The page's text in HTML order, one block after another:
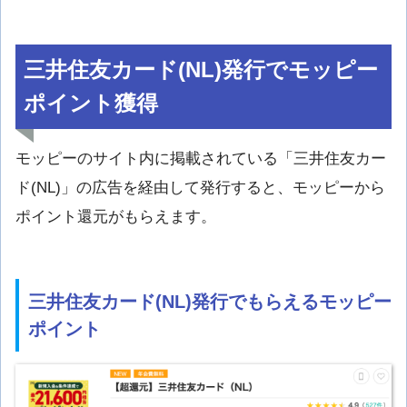
三井住友カード(NL)発行でモッピー
ポイント獲得
モッピーのサイト内に掲載されている「三井住友カー
ド(NL)」の広告を経由して発行すると、モッピーから
ポイント還元がもらえます。
三井住友カード(NL)発行でもらえるモッピー
ポイント